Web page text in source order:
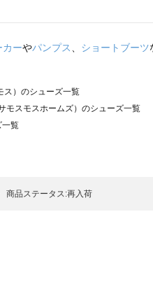
カーやパンプス、 ショートブーツ
ス）のシューズ一覧
モスモスホームズ）のシューズ一覧
一覧
ハルバイサマンサモスモス）のシュー
スモス ラーゴム）のシューズ一覧
商品ステータス:再入荷